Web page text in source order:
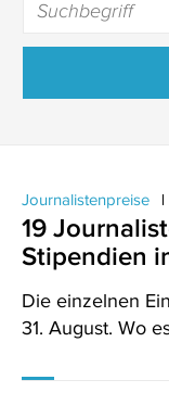
Journalistenpreise
19
Stipendien
Die einzelnen
31. August. Wo